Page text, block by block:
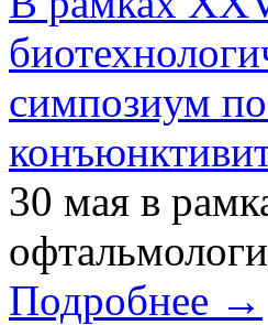
симпозиум
30 мая в
Подробнее →